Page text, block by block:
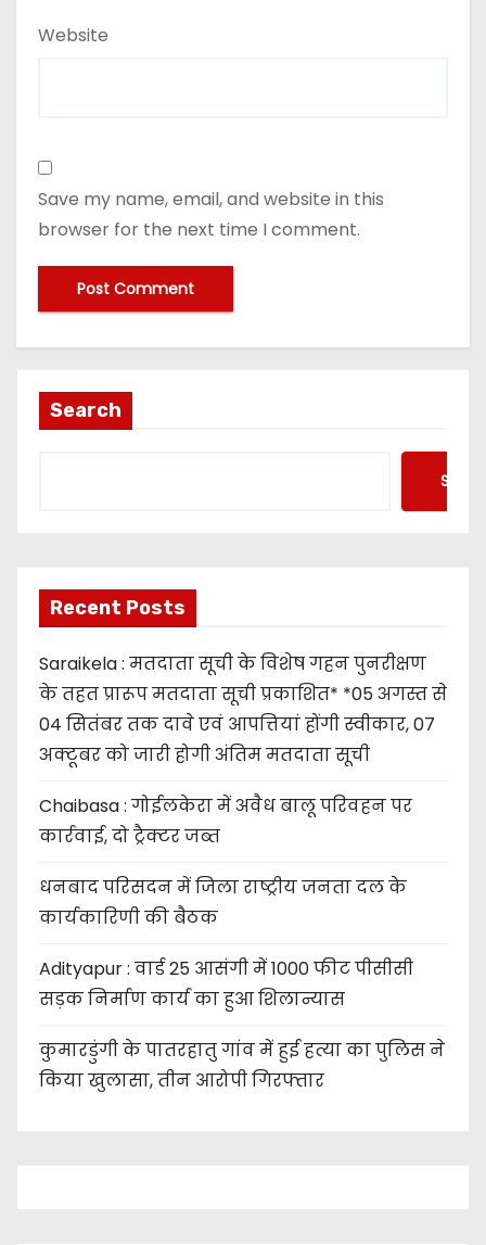
Website
Save my name, email, and website in this
browser for the next time I comment.
Search
Recent Posts
Saraikela : मतदाता सूची के विशेष गहन पुनरीक्षण
के तहत प्रारूप मतदाता सूची प्रकाशित* *05 अगस्त से
04 सितंबर तक दावे एवं आपत्तियां होंगी स्वीकार, 07
अक्टूबर को जारी होगी अंतिम मतदाता सूची
Chaibasa : गोईलकेरा में अवैध बालू परिवहन पर
कार्रवाई, दो ट्रैक्टर जब्त
धनबाद परिसदन में जिला राष्ट्रीय जनता दल के
कार्यकारिणी की बैठक
Adityapur : वार्ड 25 आसंगी में 1000 फीट पीसीसी
सड़क निर्माण कार्य का हुआ शिलान्यास
कुमारडुंगी के पातरहातु गांव में हुई हत्या का पुलिस ने
किया खुलासा, तीन आरोपी गिरफ्तार